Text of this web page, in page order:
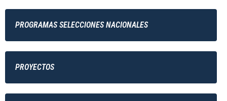
PROGRAMAS SELECCIONES NACIONALES
PROYECTOS